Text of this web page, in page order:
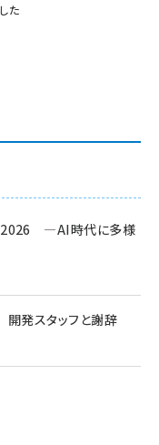
た
2026 ―AI時代に多様
発スタッフと謝辞